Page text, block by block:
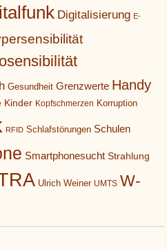
Digitalisierung E-
Gesundheit Grenzwerte Handy
Kinder Kopfschmerzen Korruption
RFID Schlafstörungen Schulen
Smartphonesucht Strahlung
Ulrich Weiner UMTS W-